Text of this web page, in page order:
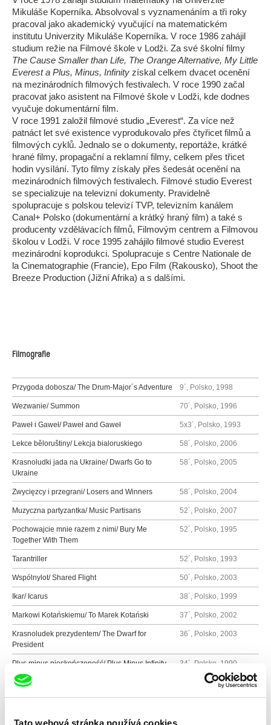
Tato webová stránka používá cookies
Mikuláše Koperníka. Absolvoval s vyznamenáním a tři roky
pracoval jako akademický vyučující na matematickém
institutu Univerzity Mikuláše Koperníka. V roce 1986 zahájil
studium režie na Filmové škole v Lodži. Za své školní filmy
The Cause Smaller than Life, The Orange Alternative, My Little
Everest a Plus, Minus, Infinity získal celkem dvacet ocenění
na mezinárodních filmových festivalech. V roce 1990 začal
pracovat jako asistent na Filmové škole v Lodži, kde dodnes
vyučuje dokumentární film.
V roce 1991 založil filmové studio „Everest“. Za více než
patnáct let své existence vyprodukovalo přes čtyřicet filmů a
filmových cyklů. Jednalo se o dokumenty, reportáže, krátké
hrané filmy, propagační a reklamní filmy, celkem přes třicet
hodin vysílání. Tyto filmy získaly přes šedesát ocenění na
mezinárodních filmových festivalech. Filmové studio Everest
se specializuje na televizní dokumenty. Pravidelně
spolupracuje s polskou televizí TVP, televizním kanálem
Canal+ Polsko (dokumentární a krátký hraný film) a také s
producenty vzdělávacích filmů, Filmovým centrem a Filmovou
školou v Lodži. V roce 1995 zahájilo filmové studio Everest
mezinárodní koprodukci. Spolupracuje s Centre Nationale de
la Cinematographie (Francie), Epo Film (Rakousko), Shoot the
Breeze Production (Jižní Afrika) a s dalšími.
Filmografie
Przygoda dobosza/ The Drum-Major´s Adventure 9´, Polsko, 1998
Wezwanie/ Summon 70´, Polsko, 1996
Paweł i Gaweł/ Paweł and Gaweł 5x3´, Polsko, 1993
Lekce běloruštiny/ Lekcja bialoruskiego 58´, Polsko, 2006
Krasnoludki jada na Ukraine/ Dwarfs Go to
Ukraine
58´, Polsko, 2005
Zwycięzcy i przegrani/ Losers and Winners 58´, Polsko, 2004
Muzyczna partyzantka/ Music Partisans 52´, Polsko, 2007
Pochowajcie mnie razem z nimi/ Bury Me
Together With Them
52´, Polsko, 1995
Tarantriller 52´, Polsko, 1993
Wspólnylot/ Shared Flight 50´, Polsko, 2003
Ikar/ Icarus 38´, Polsko, 1999
Markowi Kotańskiemu/ To Marek Kotański 37´, Polsko, 2002
Krasnoludek prezydentem/ The Dwarf for
President
36´, Polsko, 2003
Plus minus nieskończoność/ Plus Minus Infinity 34´, Polsko, 1990
Praszczur/ Granpa 26´, Polsko, 2005
A ty co?/ What About You?